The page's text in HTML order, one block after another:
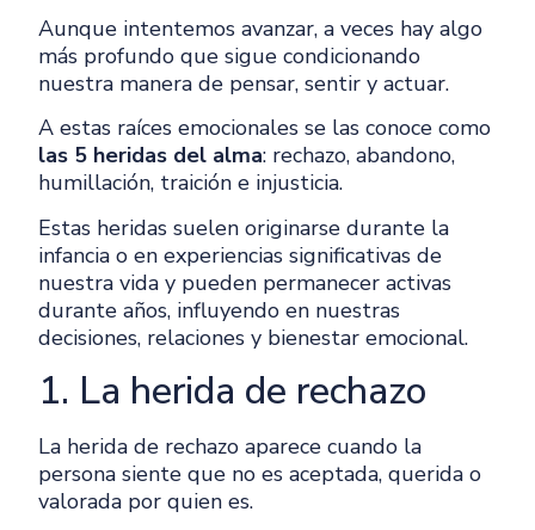
Aunque intentemos avanzar, a veces hay algo
más profundo que sigue condicionando
nuestra manera de pensar, sentir y actuar.
A estas raíces emocionales se las conoce como
las 5 heridas del alma: rechazo, abandono,
humillación, traición e injusticia.
Estas heridas suelen originarse durante la
infancia o en experiencias significativas de
nuestra vida y pueden permanecer activas
durante años, influyendo en nuestras
decisiones, relaciones y bienestar emocional.
1. La herida de rechazo
La herida de rechazo aparece cuando la
persona siente que no es aceptada, querida o
valorada por quien es.